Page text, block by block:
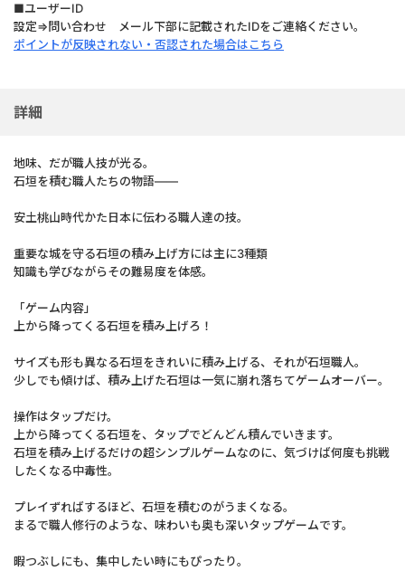
■ユーザーID
設定⇒問い合わせ メール下部に記載されたIDをご連絡ください。
ポイントが反映されない・否認された場合はこちら
詳細
地味、だが職人技が光る。
石垣を積む職人たちの物語――
安土桃山時代かた日本に伝わる職人達の技。
重要な城を守る石垣の積み上げ方には主に3種類
知識も学びながらその難易度を体感。
「ゲーム内容」
上から降ってくる石垣を積み上げろ！
サイズも形も異なる石垣をきれいに積み上げる、それが石垣職人。
少しでも傾けば、積み上げた石垣は一気に崩れ落ちてゲームオーバー。
操作はタップだけ。
上から降ってくる石垣を、タップでどんどん積んでいきます。
石垣を積み上げるだけの超シンプルゲームなのに、気づけば何度も挑戦
したくなる中毒性。
プレイずればするほど、石垣を積むのがうまくなる。
まるで職人修行のような、味わいも奥も深いタップゲームです。
暇つぶしにも、集中したい時にもぴったり。